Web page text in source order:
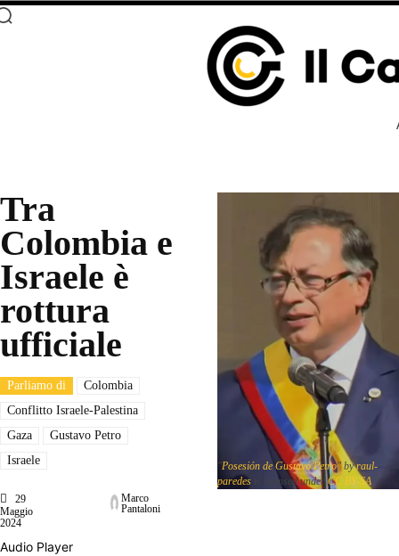
Tra
Colombia e
Israele è
rottura
ufficiale
Parliamo di
Colombia
Conflitto Israele-Palestina
Gaza
Gustavo Petro
Israele
29
Maggio
2024
Marco
Pantaloni
Audio Player
"Posesión de Gustavo Petro" byraul-
paredes is licensed underCC BY-SA